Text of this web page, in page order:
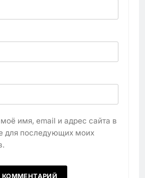
имя, email и адрес сайта в
для последующих моих